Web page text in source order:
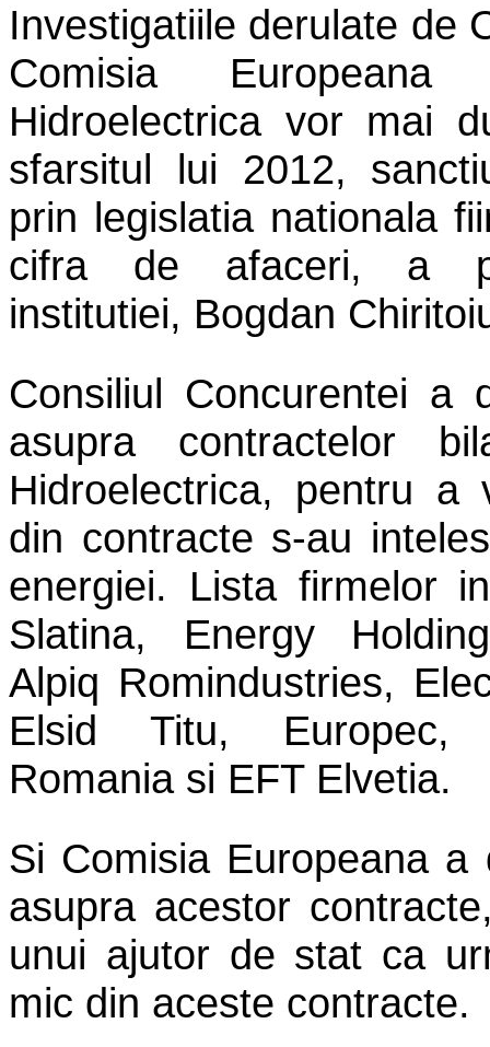
Investigatiile derulate de
Comisia Europeana
Hidroelectrica vor mai
sfarsitul lui 2012,
prin legislatia nationala
cifra de afaceri, a
institutiei, Bogdan
Consiliul Concurentei a
asupra contractelor
Hidroelectrica, pentru a
din contracte s-au
energiei. Lista firmelor
Slatina, Energy
Alpiq Romindustries,
Elsid Titu, Europec,
Romania si EFT Elvetia.
Si Comisia Europeana
asupra acestor
unui ajutor de stat ca
mic din aceste contracte.